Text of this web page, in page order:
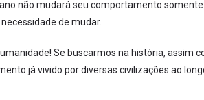
não mudará seu comportamento
de mudar.
Se buscarmos na história, assim
já vivido por diversas civilizações ao